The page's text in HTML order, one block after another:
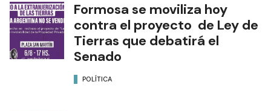
Formosa se moviliza hoy
contra el proyecto de Ley de
Tierras que debatirá el
Senado
POLÍTICA